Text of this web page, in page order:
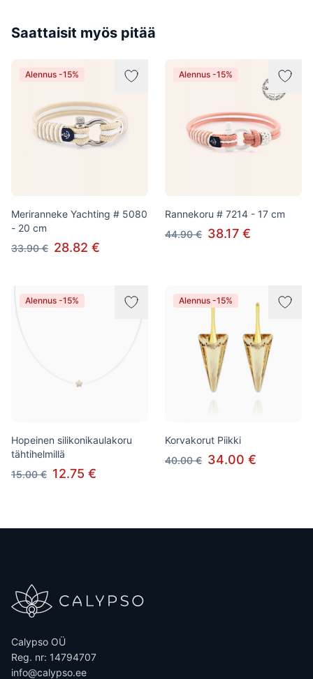
Saattaisit myös pitää
Alennus -15%
Meriranneke Yachting # 5080
- 20 cm
33.90 € 28.82 €
Alennus -15%
Rannekoru # 7214 - 17 cm
44.90 € 38.17 €
Alennus -15%
Hopeinen silikonikaulakoru
tähtihelmillä
15.00 € 12.75 €
Alennus -15%
Korvakorut Piikki
40.00 € 34.00 €
Calypso OÜ
Reg. nr: 14794707
info@calypso.ee